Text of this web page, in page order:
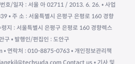
호/일자 : 서울 아 02711 / 2013. 6. 26. • 사업
• 주 소 : 서울특별시 은평구 은평로 160 경향
지 : 서울특별시 은평구 은평로 160 경향렉스
구 • 발행인/편집인 : 도안구
연락처 : 010-8875-0763 • 개인정보관리책
Contact us • 기사 및